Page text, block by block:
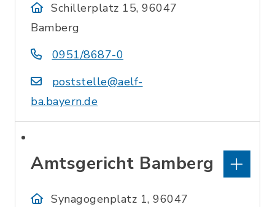
Schillerplatz 15, 96047
Bamberg
0951/8687-0
poststelle@aelf-
ba.bayern.de
Amtsgericht Bamberg
Synagogenplatz 1, 96047